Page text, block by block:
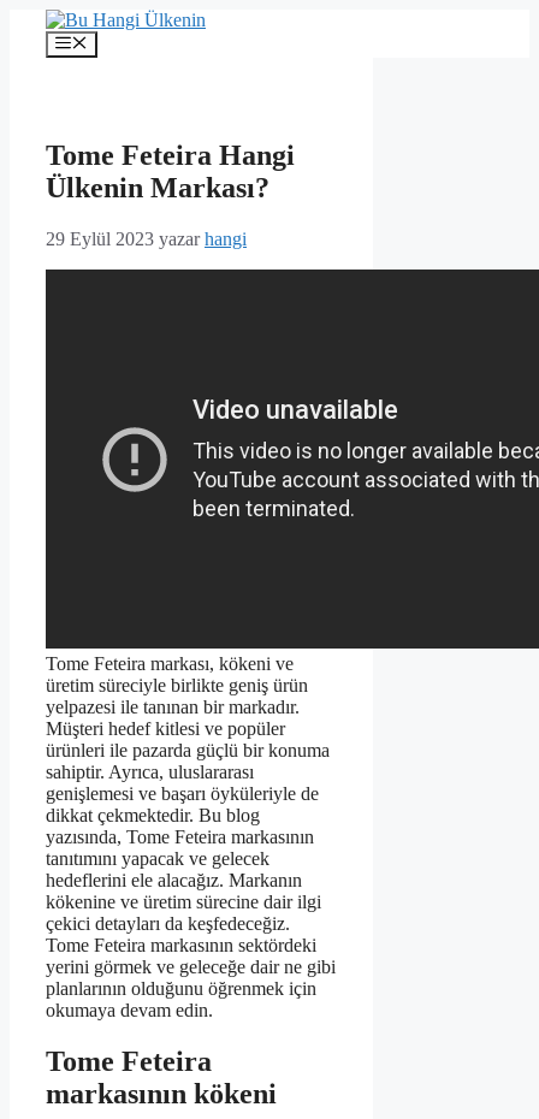
İçeriğe
Menü
Tome Feteira Hangi
Ülkenin Markası?
29 Eylül 2023 yazarhangi
Tome Feteira markası, kökeni ve
üretim süreciyle birlikte geniş ürün
yelpazesi ile tanınan bir markadır.
Müşteri hedef kitlesi ve popüler
ürünleri ile pazarda güçlü bir konuma
sahiptir. Ayrıca, uluslararası
genişlemesi ve başarı öyküleriyle de
dikkat çekmektedir. Bu blog
yazısında, Tome Feteira markasının
tanıtımını yapacak ve gelecek
hedeflerini ele alacağız. Markanın
kökenine ve üretim sürecine dair ilgi
çekici detayları da keşfedeceğiz.
Tome Feteira markasının sektördeki
yerini görmek ve geleceğe dair ne gibi
planlarının olduğunu öğrenmek için
okumaya devam edin.
Tome Feteira
markasının kökeni